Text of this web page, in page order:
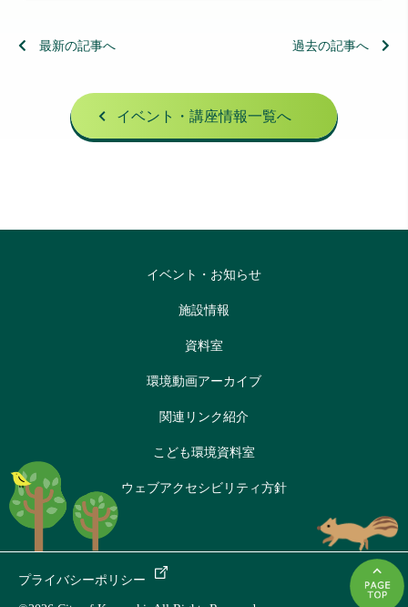
最新の記事へ 過去の記事へ
イベント・講座情報一覧へ
イベント・お知らせ
施設情報
資料室
環境動画アーカイブ
関連リンク紹介
こども環境資料室
ウェブアクセシビリティ方針
プライバシーポリシー